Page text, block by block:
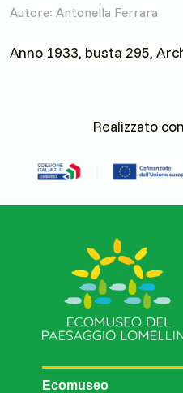
Autore: Antonella Ferrara
Anno 1933, busta 295,
Realizzato
Ecomuseo